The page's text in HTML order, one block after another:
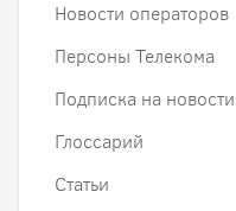
Новости операторов
Персоны Телекома
Подписка на новости
Глоссарий
Статьи